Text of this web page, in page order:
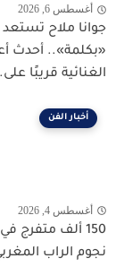
أغسطس 6, 2026
جوانا ملاح
«بكلمة».. أحدث
الغنائية قريبًا
أخبار الفن
أغسطس 4, 2026
150 ألف متفرج
نجوم الراب